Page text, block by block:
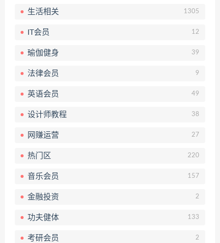
生活相关 1305
IT会员 12
瑜伽健身 39
法律会员 9
英语会员 49
设计师教程 38
网赚运营 27
热门区 220
音乐会员 157
金融投资 2
功夫健体 133
考研会员 2